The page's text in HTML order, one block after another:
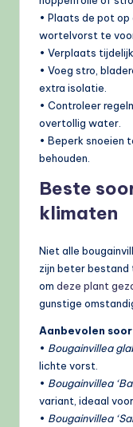
• Plaats de pot
wortelvorst te
• Verplaats
• Voeg stro,
extra isolatie.
• Controleer
overtollig water.
• Beperk snoeien
behouden.
Beste
klimaten
Niet alle
zijn beter bestand
om deze plant
gunstige
Aanbevolen
• Bougainvillea
lichte vorst.
• Bougainvillea
variant, ideaal
• Bougainvillea